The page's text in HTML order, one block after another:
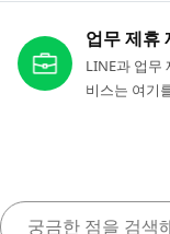
업무 제휴
LINE과 업무
비스는 여기